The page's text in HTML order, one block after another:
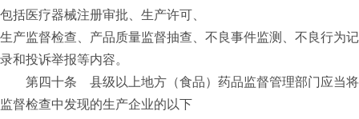
包括医疗器械注册审批、生产许可、
生产监督检查、产品质量监督抽查、不良事件监测、不良行为记
录和投诉举报等内容。
第四十条 县级以上地方（食品）药品监督管理部门应当将
监督检查中发现的生产企业的以下